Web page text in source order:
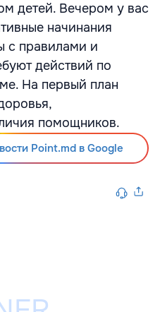
детей. Вечером у вас
начинания
с правилами и
действий по
На первый план
помощников.
Point.md в Google